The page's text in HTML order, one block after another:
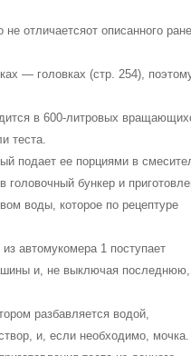
отличает­сяот описанного
— головках (стр. 254),
в 600-литровых
теста.
подает ее порция­ми в
голо­вочный бункер и
воды, которое по рецептуре
автомукомера 1 посту­пает
и, не выключая последнюю,
разбавляется во­дой,
и, если необходимо, мочка.